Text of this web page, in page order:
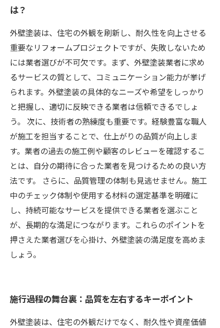
は？
外壁塗装は、住宅の外観を刷新し、耐久性を向上させる
重要なリフォームプロジェクトですが、失敗しないため
には業者選びが不可欠です。まず、外壁塗装業者に求め
るサービスの質として、コミュニケーション能力が挙げ
られます。外壁塗装の具体的なニーズや希望をしっかり
と把握し、適切に反映できる業者は信頼できるでしょ
う。 次に、技術者の熟練度も重要です。経験豊富な職人
が施工を担当することで、仕上がりの品質が向上しま
す。業者の過去の施工例や顧客のレビューを確認するこ
とは、自分の期待に合った業者を見つけるための良い方
法です。 さらに、品質管理の体制も見逃せません。施工
中のチェック体制や使用する材料の選定基準を明確に
し、持続可能なサービスを提供できる業者を選ぶこと
が、長期的な満足につながります。これらのポイントを
押さえた業者選びを心掛け、外壁塗装の満足度を高めま
しょう。
施行過程の舞台裏：品質を左右するキーポイント
外壁塗装は、住宅の外観だけでなく、耐久性や資産価値